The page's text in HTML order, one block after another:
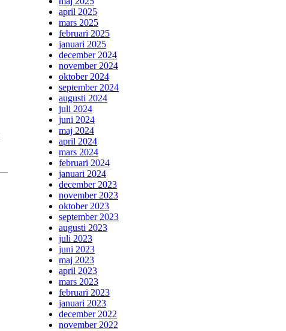
april 2025
mars 2025
februari 2025
januari 2025
december 2024
november 2024
oktober 2024
september 2024
augusti 2024
juli 2024
juni 2024
maj 2024
april 2024
mars 2024
februari 2024
januari 2024
december 2023
november 2023
oktober 2023
september 2023
augusti 2023
juli 2023
juni 2023
maj 2023
april 2023
mars 2023
februari 2023
januari 2023
december 2022
november 2022